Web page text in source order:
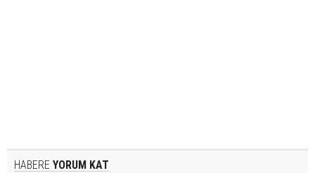
HABERE YORUM KAT